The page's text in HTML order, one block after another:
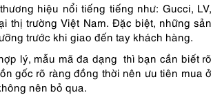
hiệu nổi tiếng tiếng như: Gucci, LV,
thị trường Việt Nam. Đặc biệt, những sản
trước khi giao đến tay khách hàng.
lý, mẫu mã đa dạng thì bạn cần biết rõ
gốc rõ ràng đồng thời nên ưu tiên mua ở
nên bỏ qua.